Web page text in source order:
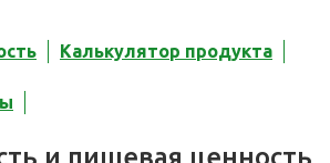
Калькулятор продукта